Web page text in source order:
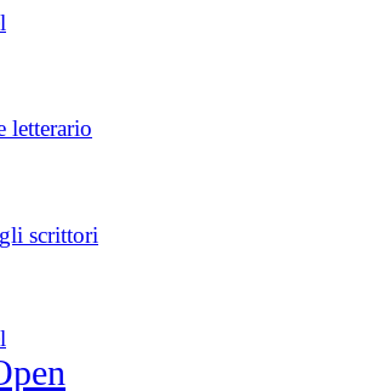
letterario
scrittori